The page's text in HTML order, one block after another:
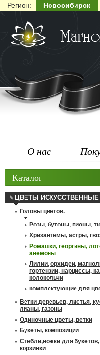
Регион: Новосибирск
О нас
Каталог
ЦВЕТЫ ИСКУССТВЕННЫЕ
Головы цветов.
Розы, бутоны, пионы,
Хризантемы, астры,
Ромашки, георгины,
анемоны
Лилии, орхидеи,
гортензии, нарциссы,
колокольчи
комплектующие для
Ветки деревьев, листья,
лианы, газоны
Одиночные цветы, ветки
Букеты, композиции
Стебли,ножки для букетов,
корзинки